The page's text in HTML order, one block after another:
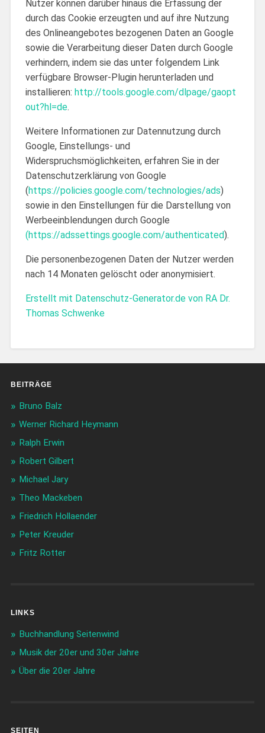
Nutzer können darüber hinaus die Erfassung der
durch das Cookie erzeugten und auf ihre Nutzung
des Onlineangebotes bezogenen Daten an Google
sowie die Verarbeitung dieser Daten durch Google
verhindern, indem sie das unter folgendem Link
verfügbare Browser-Plugin herunterladen und
installieren: http://tools.google.com/dlpage/gaopt
out?hl=de.
Weitere Informationen zur Datennutzung durch
Google, Einstellungs- und
Widerspruchsmöglichkeiten, erfahren Sie in der
Datenschutzerklärung von Google
(https://policies.google.com/technologies/ads)
sowie in den Einstellungen für die Darstellung von
Werbeeinblendungen durch Google
(https://adssettings.google.com/authenticated).
Die personenbezogenen Daten der Nutzer werden
nach 14 Monaten gelöscht oder anonymisiert.
Erstellt mit Datenschutz-Generator.de von RA Dr.
Thomas Schwenke
BEITRÄGE
Bruno Balz
Werner Richard Heymann
Ralph Erwin
Robert Gilbert
Michael Jary
Theo Mackeben
Friedrich Hollaender
Peter Kreuder
Fritz Rotter
LINKS
Buchhandlung Seitenwind
Musik der 20er und 30er Jahre
Über die 20er Jahre
SEITEN